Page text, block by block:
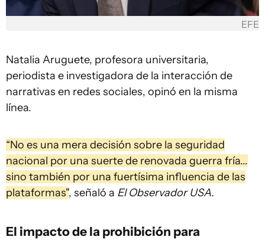
EFE
Natalia Aruguete, profesora universitaria,
periodista e investigadora de la interacción de
narrativas en redes sociales, opinó en la misma
línea.
“No es una mera decisión sobre la seguridad
nacional por una suerte de renovada guerra fría...
sino también por una fuertísima influencia de las
plataformas", señaló a El Observador USA.
El impacto de la prohibición para